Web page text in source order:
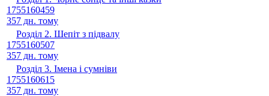
1755160459
357 дн. тому
Розділ 2. Шепіт з підвалу
1755160507
357 дн. тому
Розділ 3. Імена і сумніви
1755160615
357 дн. тому